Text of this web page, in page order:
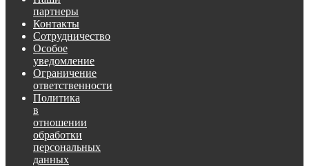
партнеры
Контакты
Сотрудничество
Особое
уведомление
Ограничение
ответственности
Политика
в
отношении
обработки
персональных
данных